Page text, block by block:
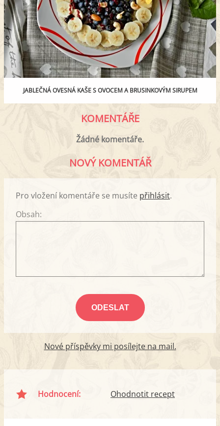
JABLEČNÁ OVESNÁ KAŠE S OVOCEM A BRUSINKOVÝM SIRUPEM
KOMENTÁŘE
Žádné komentáře.
NOVÝ KOMENTÁŘ
Pro vložení komentáře se musíte přihlásit.
Obsah:
Nové příspěvky mi posílejte na mail.
Hodnocení: Ohodnotit recept